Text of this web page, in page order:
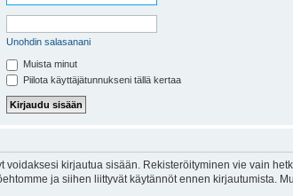
Unohdin salasanani
Muista minut
Piilota käyttäjätunnukseni tällä kertaa
voidaksesi kirjautua sisään. Rekisteröityminen vie vain
ja siihen liittyvät käytännöt ennen kirjautumista.